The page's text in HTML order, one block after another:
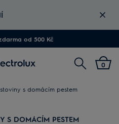
od 500 Kč
Vyhledat
0
s domácím pestem
S DOMÁCÍM PESTEM